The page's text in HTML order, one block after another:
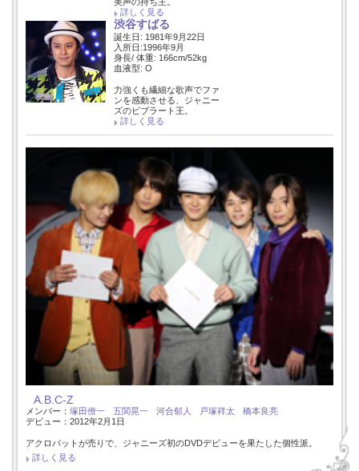
詳しく見る
渋谷すばる
誕生日: 1981年9月22日
入所日:1996年9月
身長/ 体重: 166cm/52kg
血液型: O
力強くも繊細な歌声でファ
ンを感動させる、ジャニー
ズのビブラート王。
詳しく見る
A.B.C-Z
メンバー： 塚田僚一 五関晃一 河合郁人 戸塚祥太
橋本良亮
デビュー：2012年2月1日
アクロバットが売りで、ジャニーズ初のDVDデビューを果たした個性派。
詳しく見る